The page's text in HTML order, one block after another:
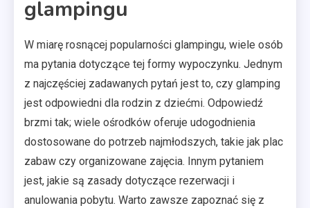
glampingu
W miarę rosnącej popularności glampingu, wiele osób
ma pytania dotyczące tej formy wypoczynku. Jednym
z najczęściej zadawanych pytań jest to, czy glamping
jest odpowiedni dla rodzin z dziećmi. Odpowiedź
brzmi tak; wiele ośrodków oferuje udogodnienia
dostosowane do potrzeb najmłodszych, takie jak plac
zabaw czy organizowane zajęcia. Innym pytaniem
jest, jakie są zasady dotyczące rezerwacji i
anulowania pobytu. Warto zawsze zapoznać się z